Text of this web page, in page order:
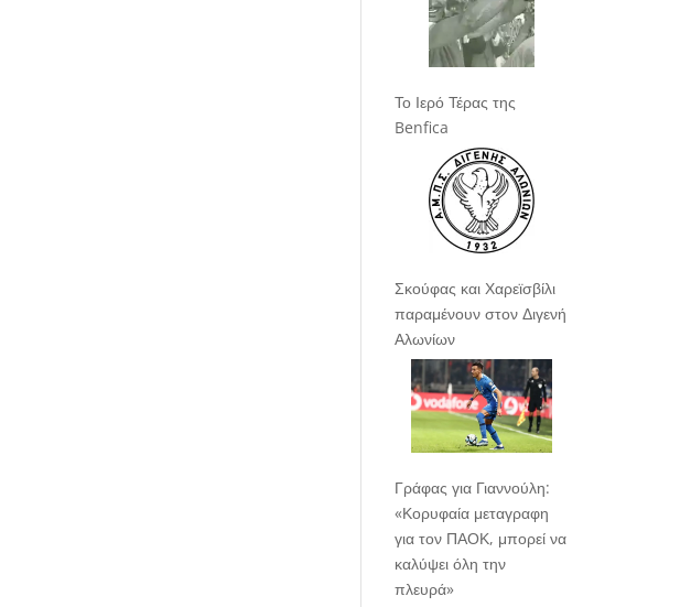
Το Ιερό Τέρας της
Benfica
Σκούφας και Χαρεϊσβίλι
παραμένουν στον Διγενή
Αλωνίων
Γράφας για Γιαννούλη:
«Κορυφαία μεταγραφη
για τον ΠΑΟΚ, μπορεί να
καλύψει όλη την
πλευρά»